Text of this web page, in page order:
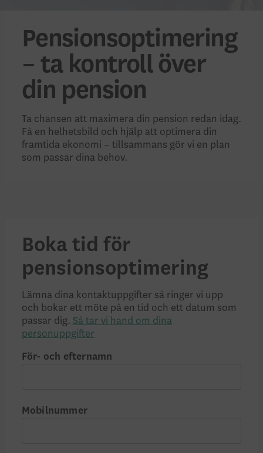
Pensionsoptimering
– ta kontroll över
din pension
Ta chansen att maximera din pension redan idag.
Få en helhetsbild och hjälp att optimera din
framtida ekonomi – tillsammans gör vi en plan
som passar dina behov.
Boka tid för
pensionsoptimering
Lämna dina kontaktuppgifter så ringer vi upp
och bokar ett möte på en tid och ett datum som
passar dig. Så tar vi hand om dina
personuppgifter
För- och efternamn
Mobilnummer